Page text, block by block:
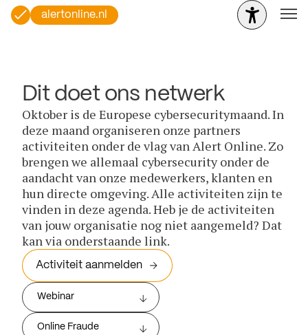
alertonline.nl
Dit doet ons netwerk
Oktober is de Europese cybersecuritymaand. In
deze maand organiseren onze partners
activiteiten onder de vlag van Alert Online. Zo
brengen we allemaal cybersecurity onder de
aandacht van onze medewerkers, klanten en
hun directe omgeving. Alle activiteiten zijn te
vinden in deze agenda. Heb je de activiteiten
van jouw organisatie nog niet aangemeld? Dat
kan via onderstaande link.
Activiteit aanmelden
Webinar
Online Fraude